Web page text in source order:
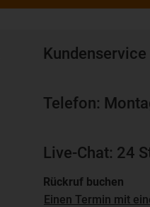
Kundenservice
Telefon:
Live-Chat: 24
Rückruf buchen
Einen Termin mit